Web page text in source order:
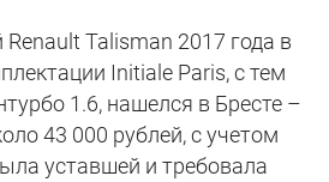
Talisman 2017 года в
Initiale Paris, с тем
1.6, нашелся в Бресте –
43 000 рублей, с учетом
уставшей и требовала